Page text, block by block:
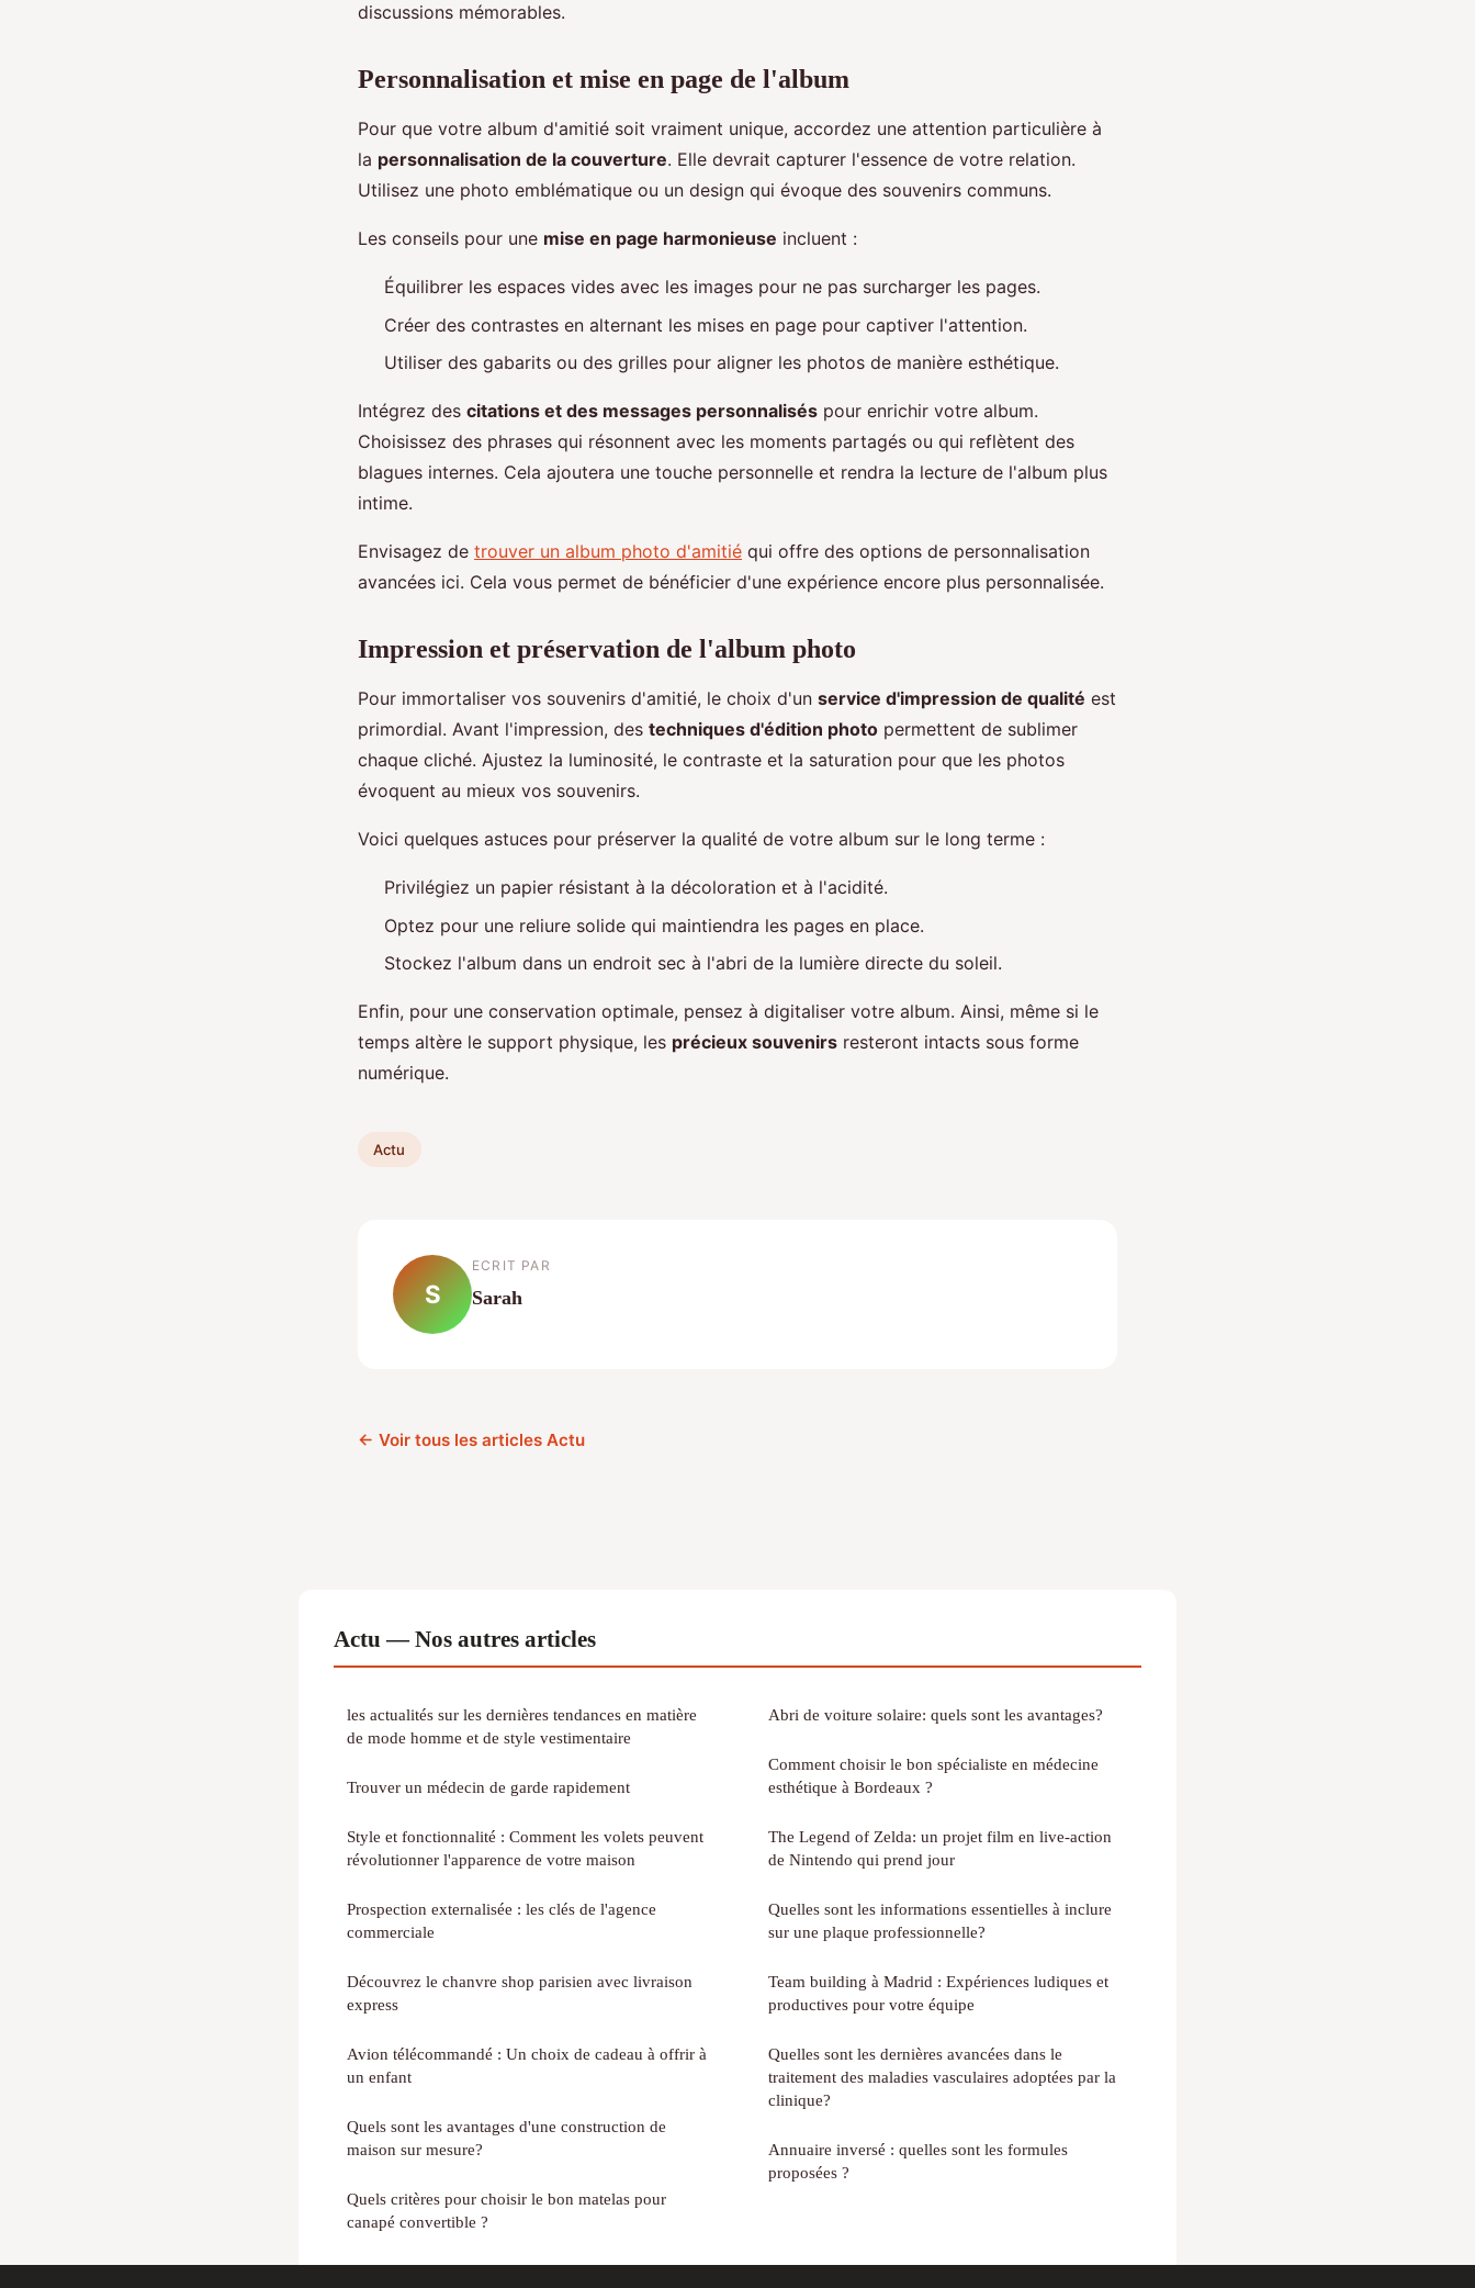
discussions mémorables.
Personnalisation et mise en page de l'album
Pour que votre album d'amitié soit vraiment unique, accordez une attention particulière à
la personnalisation de la couverture. Elle devrait capturer l'essence de votre relation.
Utilisez une photo emblématique ou un design qui évoque des souvenirs communs.
Les conseils pour une mise en page harmonieuse incluent :
Équilibrer les espaces vides avec les images pour ne pas surcharger les pages.
Créer des contrastes en alternant les mises en page pour captiver l'attention.
Utiliser des gabarits ou des grilles pour aligner les photos de manière esthétique.
Intégrez des citations et des messages personnalisés pour enrichir votre album.
Choisissez des phrases qui résonnent avec les moments partagés ou qui reflètent des
blagues internes. Cela ajoutera une touche personnelle et rendra la lecture de l'album plus
intime.
Envisagez de trouver un album photo d'amitié qui offre des options de personnalisation
avancées ici. Cela vous permet de bénéficier d'une expérience encore plus personnalisée.
Impression et préservation de l'album photo
Pour immortaliser vos souvenirs d'amitié, le choix d'un service d'impression de qualité est
primordial. Avant l'impression, des techniques d'édition photo permettent de sublimer
chaque cliché. Ajustez la luminosité, le contraste et la saturation pour que les photos
évoquent au mieux vos souvenirs.
Voici quelques astuces pour préserver la qualité de votre album sur le long terme :
Privilégiez un papier résistant à la décoloration et à l'acidité.
Optez pour une reliure solide qui maintiendra les pages en place.
Stockez l'album dans un endroit sec à l'abri de la lumière directe du soleil.
Enfin, pour une conservation optimale, pensez à digitaliser votre album. Ainsi, même si le
temps altère le support physique, les précieux souvenirs resteront intacts sous forme
numérique.
Actu
S
ECRIT PAR
Sarah
← Voir tous les articles Actu
Actu — Nos autres articles
les actualités sur les dernières tendances en matière
de mode homme et de style vestimentaire
Trouver un médecin de garde rapidement
Style et fonctionnalité : Comment les volets peuvent
révolutionner l'apparence de votre maison
Prospection externalisée : les clés de l'agence
commerciale
Découvrez le chanvre shop parisien avec livraison
express
Avion télécommandé : Un choix de cadeau à offrir à
un enfant
Quels sont les avantages d'une construction de
maison sur mesure?
Quels critères pour choisir le bon matelas pour
canapé convertible ?
Abri de voiture solaire: quels sont les avantages?
Comment choisir le bon spécialiste en médecine
esthétique à Bordeaux ?
The Legend of Zelda: un projet film en live-action
de Nintendo qui prend jour
Quelles sont les informations essentielles à inclure
sur une plaque professionnelle?
Team building à Madrid : Expériences ludiques et
productives pour votre équipe
Quelles sont les dernières avancées dans le
traitement des maladies vasculaires adoptées par la
clinique?
Annuaire inversé : quelles sont les formules
proposées ?